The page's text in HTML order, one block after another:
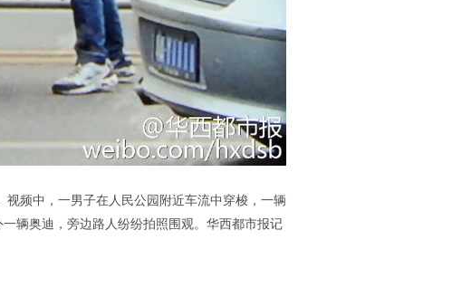
频中，一男子在人民公园附近车流中穿梭，一辆
辆奥迪，旁边路人纷纷拍照围观。华西都市报记